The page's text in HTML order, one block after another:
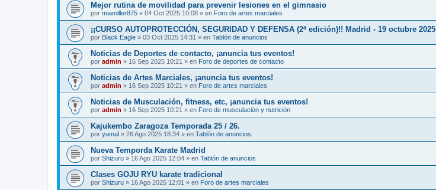
Mejor rutina de movilidad para prevenir lesiones en el gimnasio
por miamiller875 » 04 Oct 2025 10:08 » en Foro de artes marciales
¡¡CURSO AUTOPROTECCIÓN, SEGURIDAD Y DEFENSA (2ª edición)!! Madrid - 19 octubre 2025
por Black Eagle » 03 Oct 2025 14:31 » en Tablón de anuncios
Noticias de Deportes de contacto, ¡anuncia tus eventos!
por admin » 16 Sep 2025 10:21 » en Foro de deportes de contacto
Noticias de Artes Marciales, ¡anuncia tus eventos!
por admin » 16 Sep 2025 10:21 » en Foro de artes marciales
Noticias de Musculación, fitness, etc, ¡anuncia tus eventos!
por admin » 16 Sep 2025 10:21 » en Foro de musculación y nutrición
Kajukembo Zaragoza Temporada 25 / 26.
por yamal » 26 Ago 2025 18:34 » en Tablón de anuncios
Nueva Temporda Karate Madrid
por Shizuru » 16 Ago 2025 12:04 » en Tablón de anuncios
Clases GOJU RYU karate tradicional
por Shizuru » 16 Ago 2025 12:01 » en Foro de artes marciales